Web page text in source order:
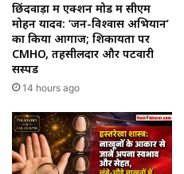
छिंदवाड़ा में एक्शन मोड में सीएम
मोहन यादव: ‘जन-विश्वास अभियान’
का किया आगाज; शिकायतों पर
CMHO, तहसीलदार और पटवारी
सस्पेंड
14 hours ago